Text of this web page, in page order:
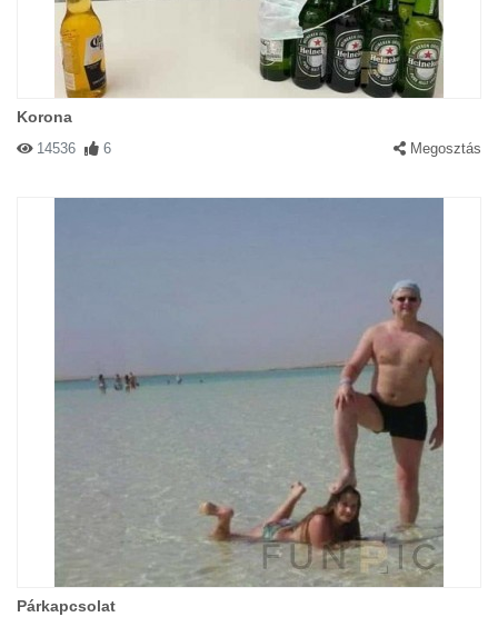
Korona
14536 6 Megosztás
Párkapcsolat